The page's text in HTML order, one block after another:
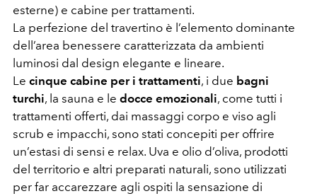
esterne) e cabine per trattamenti.
La perfezione del travertino è l’elemento dominante
dell’area benessere caratterizzata da ambienti
luminosi dal design elegante e lineare.
Le cinque cabine per i trattamenti, i due bagni
turchi, la sauna e le docce emozionali, come tutti i
trattamenti offerti, dai massaggi corpo e viso agli
scrub e impacchi, sono stati concepiti per offrire
un’estasi di sensi e relax. Uva e olio d’oliva, prodotti
del territorio e altri preparati naturali, sono utilizzati
per far accarezzare agli ospiti la sensazione di